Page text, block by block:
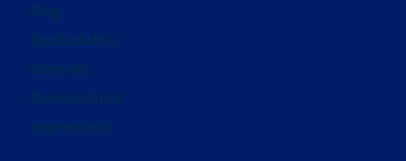
Blog
Mediadaten
Kontakt
Datenschutz
Impressum